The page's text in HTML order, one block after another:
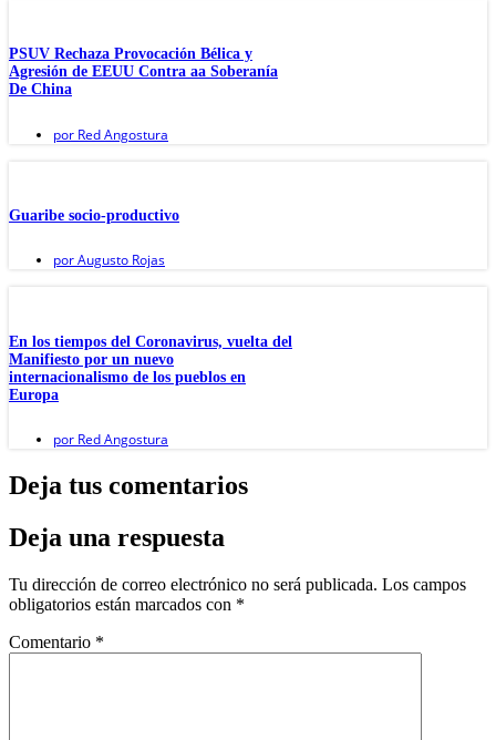
PSUV Rechaza Provocación Bélica y
Agresión de EEUU Contra aa Soberanía
De China
por Red Angostura
Guaribe socio-productivo
porAugusto Rojas
En los tiempos del Coronavirus, vuelta del
Manifiesto por un nuevo
internacionalismo de los pueblos en
Europa
por Red Angostura
Deja tus comentarios
Deja una respuesta
Tu dirección de correo electrónico no será publicada. Los campos
obligatorios están marcados con *
Comentario *